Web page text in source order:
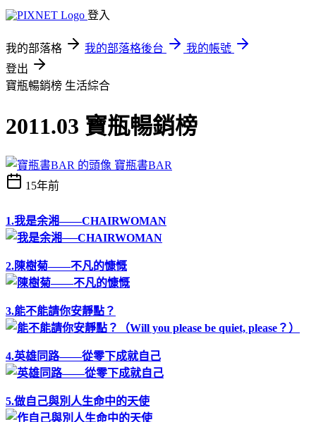
登入
我的部落格 我的部落格後台
我的帳號
登出
寶瓶暢銷榜 生活綜合
2011.03 寶瓶暢銷榜
寶瓶書BAR
15年前
1.我是余湘——CHAIRWOMAN
2.陳樹菊——不凡的慷慨
3.能不能請你安靜點？
4.英雄同路——從零下成就自己
5.做自己與別人生命中的天使